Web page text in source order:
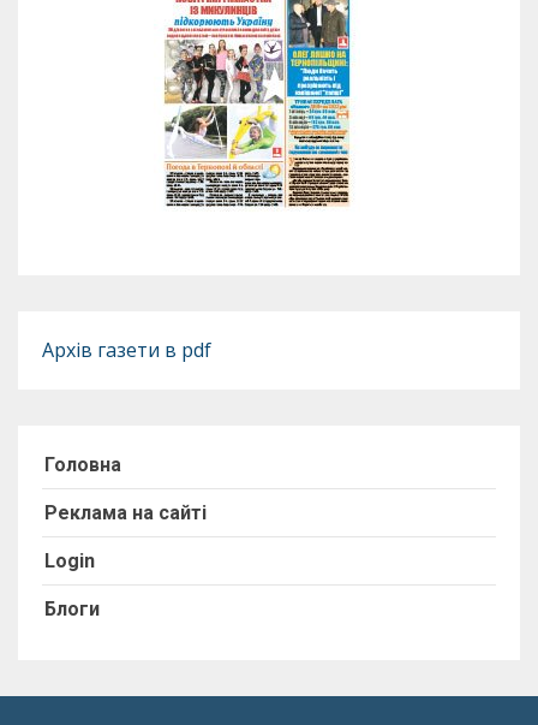
Архів газети в pdf
Головна
Реклама на сайті
Login
Блоги